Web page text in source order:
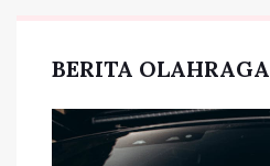
BERITA OLAHRAGA